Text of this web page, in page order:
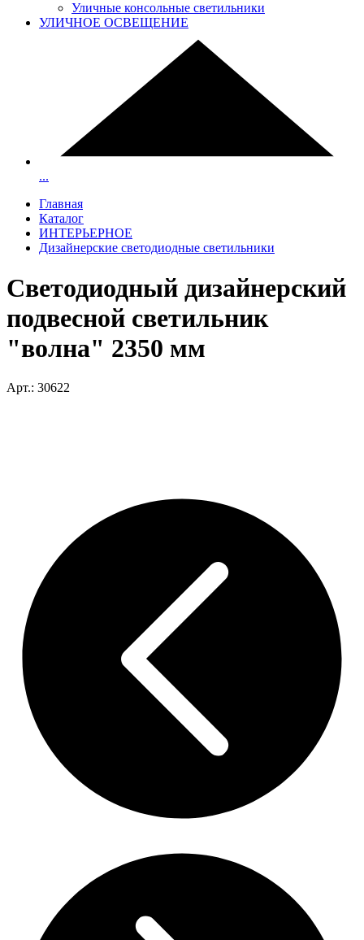
Уличные консольные светильники
УЛИЧНОЕ ОСВЕЩЕНИЕ
...
Главная
Каталог
ИНТЕРЬЕРНОЕ
Дизайнерские светодиодные светильники
Светодиодный дизайнерский
подвесной светильник
"волна" 2350 мм
Арт.: 30622